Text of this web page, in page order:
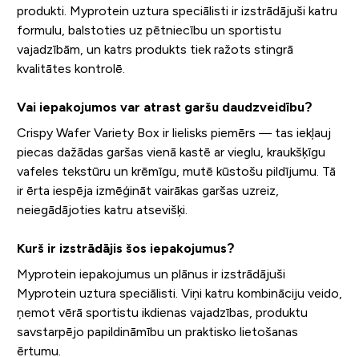
produkti. Myprotein uztura speciālisti ir izstrādājuši katru
formulu, balstoties uz pētniecību un sportistu
vajadzībām, un katrs produkts tiek ražots stingrā
kvalitātes kontrolē.
Vai iepakojumos var atrast garšu daudzveidību?
Crispy Wafer Variety Box ir lielisks piemērs — tas iekļauj
piecas dažādas garšas vienā kastē ar vieglu, kraukšķīgu
vafeles tekstūru un krēmīgu, mutē kūstošu pildījumu. Tā
ir ērta iespēja izmēģināt vairākas garšas uzreiz,
neiegādājoties katru atsevišķi.
Kurš ir izstrādājis šos iepakojumus?
Myprotein iepakojumus un plānus ir izstrādājuši
Myprotein uztura speciālisti. Viņi katru kombināciju veido,
ņemot vērā sportistu ikdienas vajadzības, produktu
savstarpējo papildināmību un praktisko lietošanas
ērtumu.